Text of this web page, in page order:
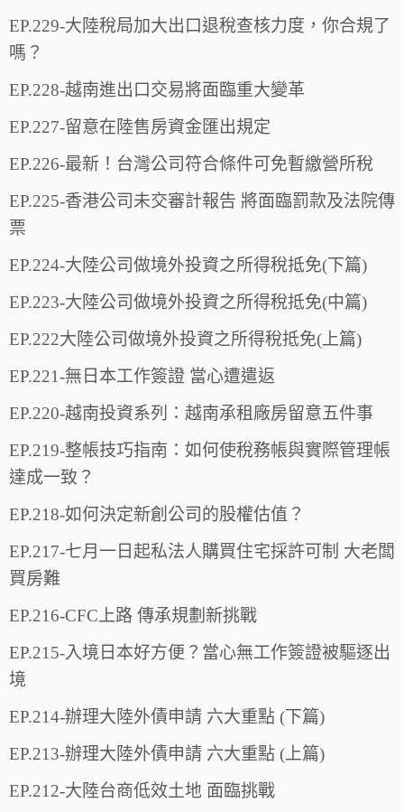
EP.229-大陸稅局加大出口退稅查核力度，你合規了
嗎？
EP.228-越南進出口交易將面臨重大變革
EP.227-留意在陸售房資金匯出規定
EP.226-最新！台灣公司符合條件可免暫繳營所稅
EP.225-香港公司未交審計報告 將面臨罰款及法院傳
票
EP.224-大陸公司做境外投資之所得稅抵免(下篇)
EP.223-大陸公司做境外投資之所得稅抵免(中篇)
EP.222大陸公司做境外投資之所得稅抵免(上篇)
EP.221-無日本工作簽證 當心遭遣返
EP.220-越南投資系列：越南承租廠房留意五件事
EP.219-整帳技巧指南：如何使稅務帳與實際管理帳
達成一致？
EP.218-如何決定新創公司的股權估值？
EP.217-七月一日起私法人購買住宅採許可制 大老闆
買房難
EP.216-CFC上路 傳承規劃新挑戰
EP.215-入境日本好方便？當心無工作簽證被驅逐出
境
EP.214-辦理大陸外債申請 六大重點 (下篇)
EP.213-辦理大陸外債申請 六大重點 (上篇)
EP.212-大陸台商低效土地 面臨挑戰